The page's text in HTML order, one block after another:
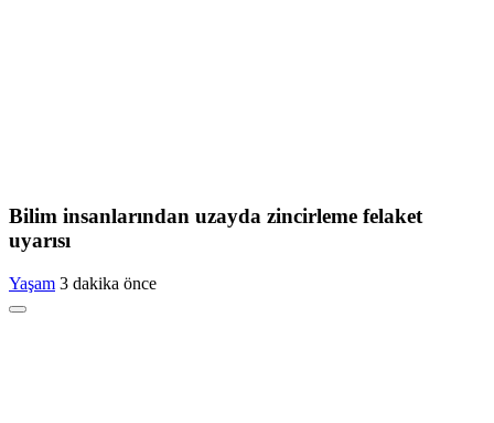
Bilim insanlarından uzayda zincirleme felaket
uyarısı
Yaşam 3 dakika önce